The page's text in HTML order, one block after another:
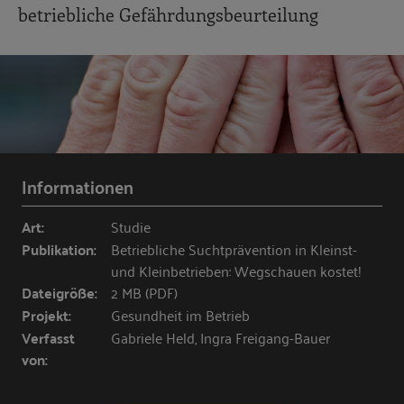
betriebliche Gefährdungsbeurteilung
Informationen
Art: Studie
Publikation:
Betriebliche Suchtprävention in Kleinst-
und Kleinbetrieben: Wegschauen kostet!
Dateigröße: 2 MB (PDF)
Projekt: Gesundheit im Betrieb
Verfasst
von:
Gabriele Held, Ingra Freigang-Bauer